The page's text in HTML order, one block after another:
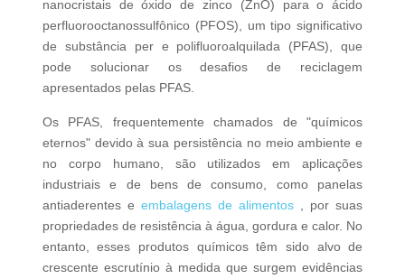
nanocristais de óxido de zinco (ZnO) para o ácido
perfluorooctanossulfônico (PFOS), um tipo significativo
de substância per e polifluoroalquilada (PFAS), que
pode solucionar os desafios de reciclagem
apresentados pelas PFAS.
Os PFAS, frequentemente chamados de "químicos
eternos" devido à sua persistência no meio ambiente e
no corpo humano, são utilizados em aplicações
industriais e de bens de consumo, como panelas
antiaderentes e embalagens de alimentos , por suas
propriedades de resistência à água, gordura e calor. No
entanto, esses produtos químicos têm sido alvo de
crescente escrutínio à medida que surgem evidências